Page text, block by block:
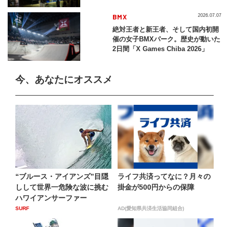
BMX
絶対王者と新王者、そして国内初開
催の女子BMXパーク。歴史が動いた
2日間「X Games Chiba 2026」
2026.07.07
今、あなたにオススメ
“ブルース・アイアンズ”目隠
しして世界一危険な波に挑む
ハワイアンサーファー
SURF
ライフ共済ってなに？月々の
掛金が500円からの保障
AD(愛知県共済生活協同組合)